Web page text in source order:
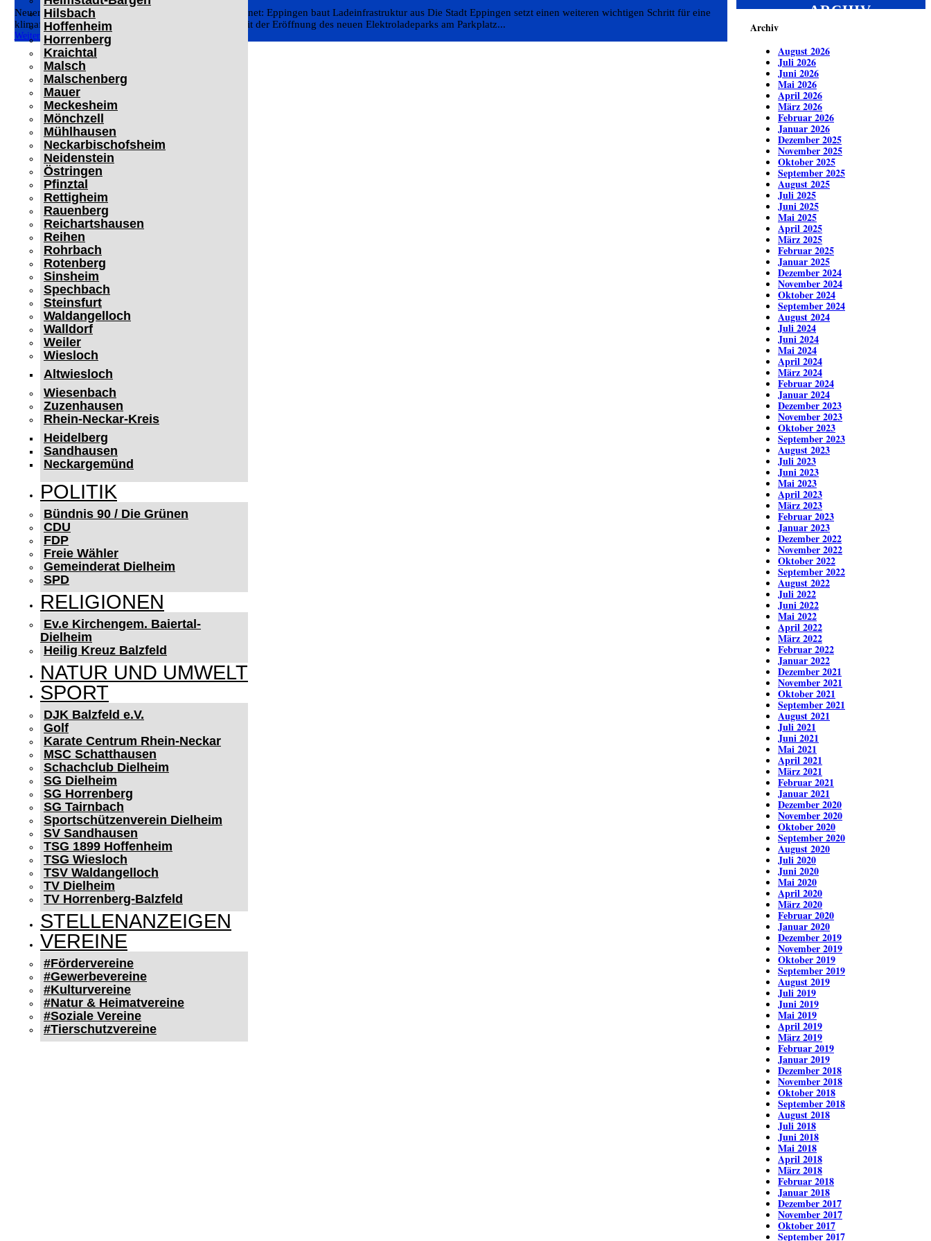
Hilsbach
Hoffenheim
Horrenberg
Kraichtal
Malsch
Malschenberg
Mauer
Meckesheim
Mönchzell
Mühlhausen
Neckarbischofsheim
Neidenstein
Östringen
Pfinztal
Rettigheim
Rauenberg
Reichartshausen
Reihen
Rohrbach
Rotenberg
Sinsheim
Spechbach
Steinsfurt
Waldangelloch
Walldorf
Weiler
Wiesloch
Altwiesloch
Wiesenbach
Zuzenhausen
Rhein-Neckar-Kreis
Heidelberg
Sandhausen
Neckargemünd
POLITIK
Bündnis 90 / Die Grünen
CDU
FDP
Freie Wähler
Gemeinderat Dielheim
SPD
RELIGIONEN
Ev.e Kirchengem. Baiertal-
Dielheim
Heilig Kreuz Balzfeld
NATUR UND UMWELT
SPORT
DJK Balzfeld e.V.
Golf
Karate Centrum Rhein-Neckar
MSC Schatthausen
Schachclub Dielheim
SG Dielheim
SG Horrenberg
SG Tairnbach
Sportschützenverein Dielheim
SV Sandhausen
TSG 1899 Hoffenheim
TSG Wiesloch
TSV Waldangelloch
TV Dielheim
TV Horrenberg-Balzfeld
STELLENANZEIGEN
VEREINE
#Fördervereine
#Gewerbevereine
#Kulturvereine
#Natur & Heimatvereine
#Soziale Vereine
#Tierschutzvereine
Neuer Elektroladepark in der Heilbronner Straße eröffnet: Eppingen baut Ladeinfrastruktur aus Die Stadt Eppingen setzt einen weiteren wichtigen Schritt für eine
klimafreundliche und zukunftsfähige Mobilität um. Mit der Eröffnung des neuen Elektroladeparks am Parkplatz...
Weiterlesen
ARCHIV
Archiv
August 2026
Juli 2026
Juni 2026
Mai 2026
April 2026
März 2026
Februar 2026
Januar 2026
Dezember 2025
November 2025
Oktober 2025
September 2025
August 2025
Juli 2025
Juni 2025
Mai 2025
April 2025
März 2025
Februar 2025
Januar 2025
Dezember 2024
November 2024
Oktober 2024
September 2024
August 2024
Juli 2024
Juni 2024
Mai 2024
April 2024
März 2024
Februar 2024
Januar 2024
Dezember 2023
November 2023
Oktober 2023
September 2023
August 2023
Juli 2023
Juni 2023
Mai 2023
April 2023
März 2023
Februar 2023
Januar 2023
Dezember 2022
November 2022
Oktober 2022
September 2022
August 2022
Juli 2022
Juni 2022
Mai 2022
April 2022
März 2022
Februar 2022
Januar 2022
Dezember 2021
November 2021
Oktober 2021
September 2021
August 2021
Juli 2021
Juni 2021
Mai 2021
April 2021
März 2021
Februar 2021
Januar 2021
Dezember 2020
November 2020
Oktober 2020
September 2020
August 2020
Juli 2020
Juni 2020
Mai 2020
April 2020
März 2020
Februar 2020
Januar 2020
Dezember 2019
November 2019
Oktober 2019
September 2019
August 2019
Juli 2019
Juni 2019
Mai 2019
April 2019
März 2019
Februar 2019
Januar 2019
Dezember 2018
November 2018
Oktober 2018
September 2018
August 2018
Juli 2018
Juni 2018
Mai 2018
April 2018
März 2018
Februar 2018
Januar 2018
Dezember 2017
November 2017
Oktober 2017
September 2017